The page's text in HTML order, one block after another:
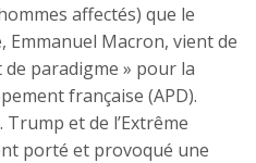
affectés) que le
Emmanuel Macron, vient de
de paradigme » pour la
française (APD).
et de l’Extrême
porté et provoqué une